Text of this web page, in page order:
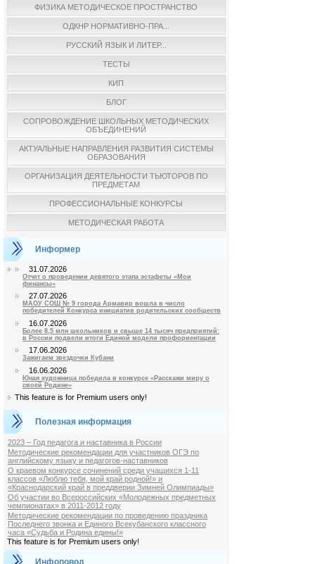
ФИЗИКА МЕТОДИЧЕСКОЕ ПРОСТРАНСТВО
ОДКНР НОРМАТИВНО-ПРА...
РУССКИЙ ЯЗЫК И ЛИТЕР...
ТЕСТЫ
КИП
БЛОГ
СОПРОВОЖДЕНИЕ ШКОЛЬНЫХ МЕТОДИЧЕСКИХ
ОБЪЕДИНЕНИЙ
АКТУАЛЬНЫЕ НАПРАВЛЕНИЯ РАЗВИТИЯ СИСТЕМЫ
ОБРАЗОВАНИЯ
ОРГАНИЗАЦИЯ ДЕЯТЕЛЬНОСТИ ТЬЮТОРОВ ПО
ПРЕДМЕТАМ
ПРОФЕССИОНАЛЬНЫЕ КОНКУРСЫ
МЕТОДИЧЕСКАЯ РАБОТА
Информер
31.07.2026
Отчет о проведении девятого этапа эстафеты «Мои
финансы»
27.07.2026
МАОУ СОШ № 9 города Армавир вошла в число
победителей Конкурса инициатив родительских сообществ
16.07.2026
Более 8,5 млн школьников и свыше 14 тысяч предприятий:
в России подвели итоги Единой модели профориентации
17.06.2026
Зажигаем звездочки Кубани
16.06.2026
Юная художница победила в конкурсе «Расскажи миру о
своей Родине»
This feature is for Premium users only!
Полезная информация
2023 – Год педагога и наставника в России
Методические рекомендации для участников ОГЭ по
английскому языку и педагогов-наставников
О краевом конкурсе сочинений среди учащихся 1-11
классов «Люблю тебя, мой край родной!» и
«Краснодарский край в преддверии Зимней Олимпиады»
Об участии во Всероссийских «Молодежных предметных
чемпионатах» в 2011-2012 году
Методические рекомендации по проведению праздника
Последнего звонка и Единого Всекубанского классного
часа «Судьба и Родина едины!»
This feature is for Premium users only!
Инфоповод